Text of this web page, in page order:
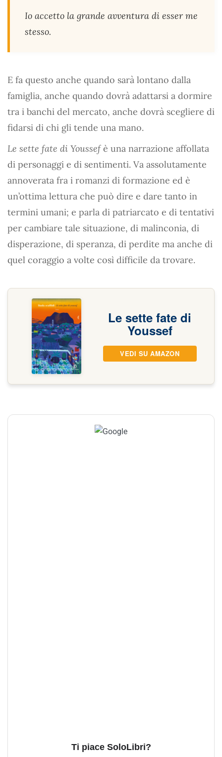
Io accetto la grande avventura di esser me
stesso.
E fa questo anche quando sarà lontano dalla
famiglia, anche quando dovrà adattarsi a dormire
tra i banchi del mercato, anche dovrà scegliere di
fidarsi di chi gli tende una mano.
Le sette fate di Youssefè una narrazione affollata
di personaggi e di sentimenti. Va assolutamente
annoverata fra i romanzi di formazione ed è
un’ottima lettura che può dire e dare tanto in
termini umani; e parla di patriarcato e di tentativi
per cambiare tale situazione, di malinconia, di
disperazione, di speranza, di perdite ma anche di
quel coraggio a volte così difficile da trovare.
Le sette fate di
Youssef
VEDI SU AMAZON
Ti piace SoloLibri?